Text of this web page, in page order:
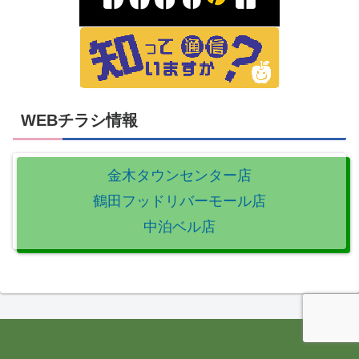
WEBチラシ情報
金木タウンセンター店
鶴田フッドリバーモール店
中泊ベル店